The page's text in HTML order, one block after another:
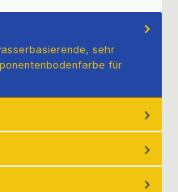
sehr
für